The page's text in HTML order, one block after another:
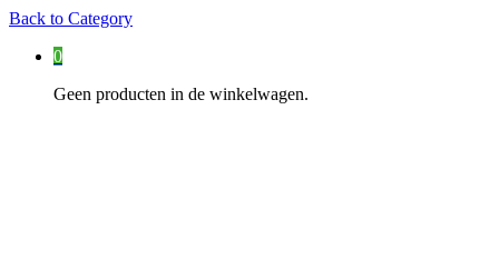
Back to Category
0
Geen producten in de winkelwagen.